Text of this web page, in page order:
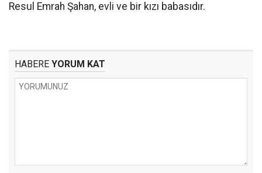
Resul Emrah Şahan, evli ve bir kızı babasıdır.
HABERE YORUM KAT